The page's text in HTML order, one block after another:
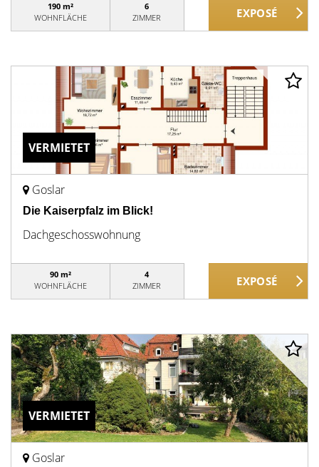
190 m²
WOHNFLÄCHE
6
ZIMMER
VERMIETET
Goslar
Die Kaiserpfalz im Blick!
Dachgeschosswohnung
90 m²
WOHNFLÄCHE
4
ZIMMER
VERMIETET
Goslar